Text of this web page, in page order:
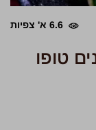
6.6 א' צפיות
טופו